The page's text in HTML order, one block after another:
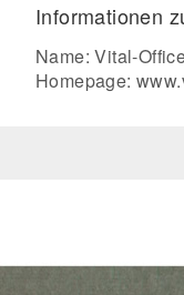
Informationen
Name: Vital-
Homepage: